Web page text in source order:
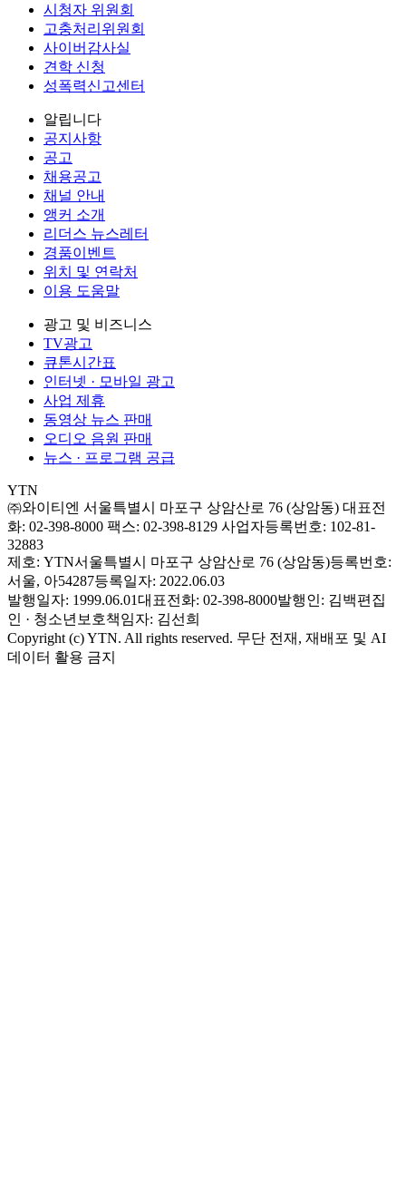
시청자 위원회
고충처리위원회
사이버감사실
견학 신청
성폭력신고센터
알립니다
공지사항
공고
채용공고
채널 안내
앵커 소개
리더스 뉴스레터
경품이벤트
위치 및 연락처
이용 도움말
광고 및 비즈니스
TV광고
큐톤시간표
인터넷 · 모바일 광고
사업 제휴
동영상 뉴스 판매
오디오 음원 판매
뉴스 · 프로그램 공급
YTN
㈜와이티엔 서울특별시 마포구 상암산로 76 (상암동) 대표전
화: 02-398-8000 팩스: 02-398-8129 사업자등록번호: 102-81-
32883
제호: YTN서울특별시 마포구 상암산로 76 (상암동)등록번호:
서울, 아54287등록일자: 2022.06.03
발행일자: 1999.06.01대표전화: 02-398-8000발행인: 김백편집
인 · 청소년보호책임자: 김선희
Copyright (c) YTN. All rights reserved. 무단 전재, 재배포 및 AI
데이터 활용 금지